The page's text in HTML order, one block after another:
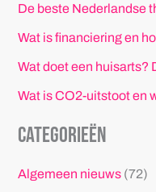
De beste Nederlandse
Wat is financiering en
Wat doet een huisarts?
Wat is CO2-uitstoot en
Categorieën
Algemeen nieuws(72)